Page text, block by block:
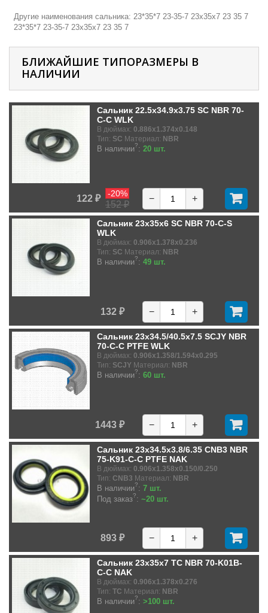
Другие наименования сальника: 23*35*7 23-35-7 23х35х7 23 35 7
23*35*7 23-35-7 23х35х7 23 35 7
БЛИЖАЙШИЕ ТИПОРАЗМЕРЫ В
НАЛИЧИИ
Сальник 22.5x34.9x3.75 SC NBR 70-
C-C WLK
В дюймах: 0.886x1.374x0.148
Тип: SC Материал: NBR
В наличии?: 20 шт.
122 ₽
152 ₽
-20% − +
Сальник 23x35x6 SC NBR 70-C-S
WLK
В дюймах: 0.906x1.378x0.236
Тип: SC Материал: NBR
В наличии?: 49 шт.
132 ₽ − +
Сальник 23x34.5/40.5x7.5 SCJY NBR
70-C-C PTFE WLK
В дюймах: 0.906x1.358/1.594x0.295
Тип: SCJY Материал: NBR
В наличии?: 60 шт.
1443 ₽ − +
Сальник 23x34.5x3.8/6.35 CNB3 NBR
75-K91-C-C PTFE NAK
В дюймах: 0.906x1.358x0.150/0.250
Тип: CNB3 Материал: NBR
В наличии?: 7 шт.
Под заказ?: ~20 шт.
893 ₽ − +
Сальник 23x35x7 TC NBR 70-K01B-
C-C NAK
В дюймах: 0.906x1.378x0.276
Тип: TC Материал: NBR
В наличии?: >100 шт.